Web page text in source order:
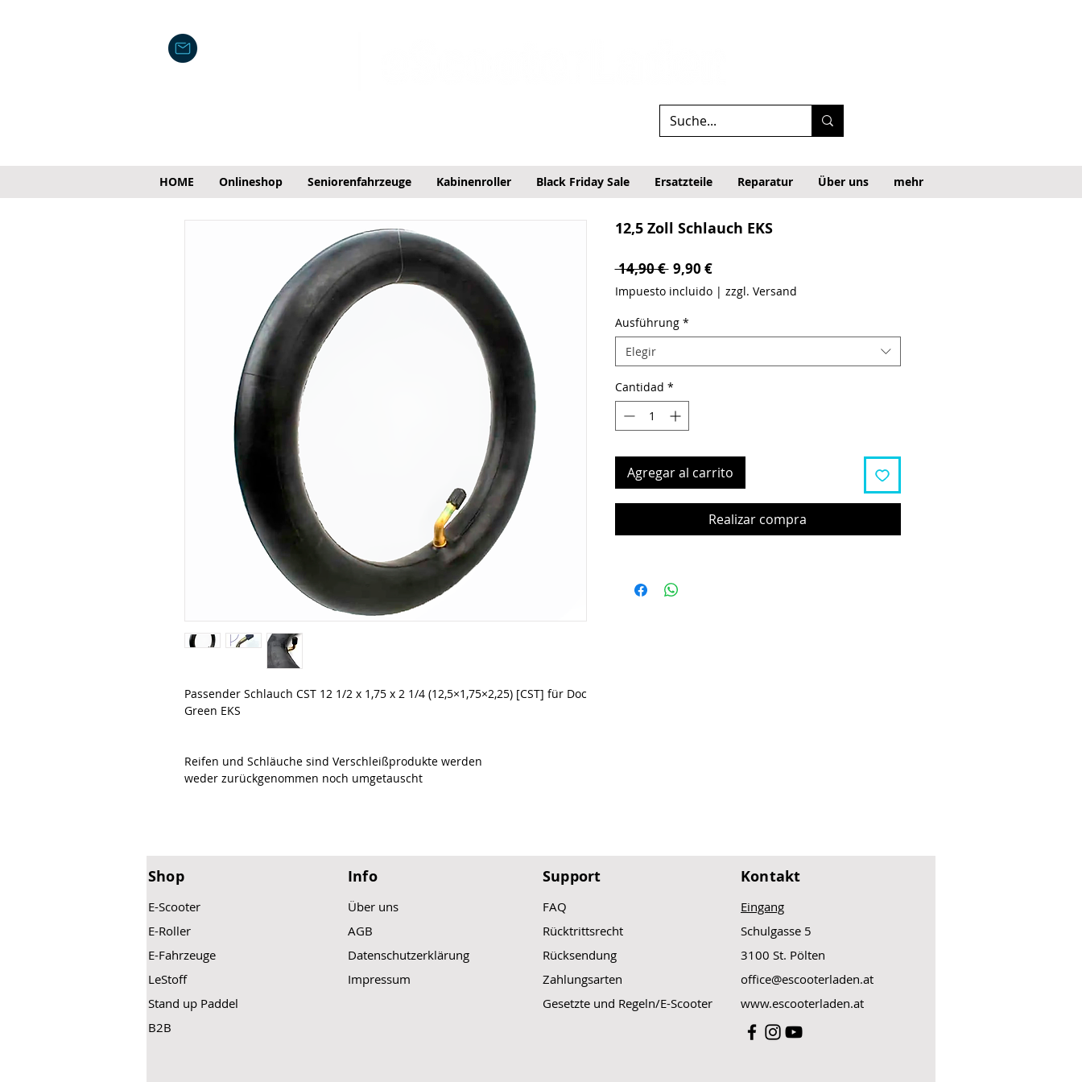
HOME Onlineshop Seniorenfahrzeuge Kabinenroller Black Friday Sale Ersatzteile Reparatur Über uns mehr
Passender Schlauch CST 12 1/2 x 1,75 x 2 1/4 (12,5×1,75×2,25) [CST] für Doc
Green EKS
Reifen und Schläuche sind Verschleißprodukte werden
weder zurückgenommen noch umgetauscht
12,5 Zoll Schlauch EKS
14,90 € Precio
9,90 €Precio de oferta
Impuesto incluido| zzgl. Versand
Ausführung *
Elegir
Cantidad *
Agregar al carrito
Realizar compra
Shop
E-Scooter
E-Roller
E-Fahrzeuge
LeStoff
Stand up Paddel
B2B
Info
Über uns
AGB
Datenschutzerklärung
Impressum
Support
FAQ
Rücktrittsrecht
Rücksendung
Zahlungsarten
Gesetzte und Regeln/E-Scooter
Kontakt
Eingang
Schulgasse 5
3100 St. Pölten
office@escooterladen.at
www.escooterladen.at